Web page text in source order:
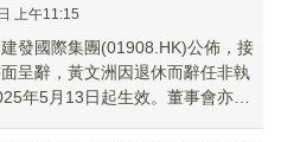
上午11:15
建發國際集團(01908.HK)公佈，接
呈辭，黃文洲因退休而辭任非執
年5月13日起生效。董事會亦已